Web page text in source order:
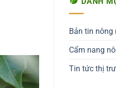
Bản tin nông
Cẩm nang
Tin tức thị